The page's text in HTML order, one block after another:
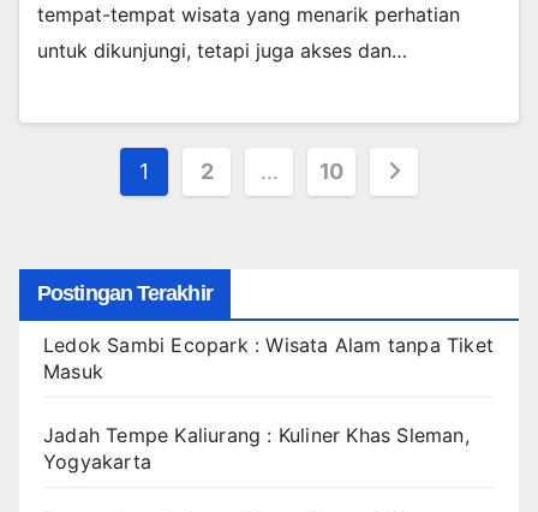
tempat-tempat wisata yang menarik perhatian
untuk dikunjungi, tetapi juga akses dan…
Posts
1 2 … 10
Postingan Terakhir
Ledok Sambi Ecopark : Wisata Alam tanpa Tiket
Masuk
Jadah Tempe Kaliurang : Kuliner Khas Sleman,
Yogyakarta